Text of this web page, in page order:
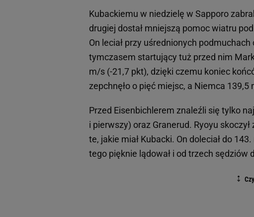
Kubackiemu w niedzielę w Sapporo
drugiej dostał mniejszą pomoc wiatru
On leciał przy uśrednionych
tymczasem startujący tuż przed nim
m/s (-21,7 pkt), dzięki czemu koniec
zepchnęło o pięć miejsc, a Niemca
Przed Eisenbichlerem znaleźli się tylko
i pierwszy) oraz Granerud. Ryoyu
te, jakie miał Kubacki. On doleciał do
tego pięknie lądował i od trzech sędziów